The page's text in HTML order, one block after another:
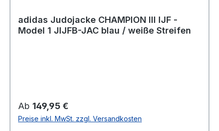
adidas Judojacke CHAMPION III IJF -
Model 1 JIJFB-JAC blau / weiße Streifen
Regulärer Preis:
Ab 149,95 €
Preise inkl. MwSt. zzgl. Versandkosten